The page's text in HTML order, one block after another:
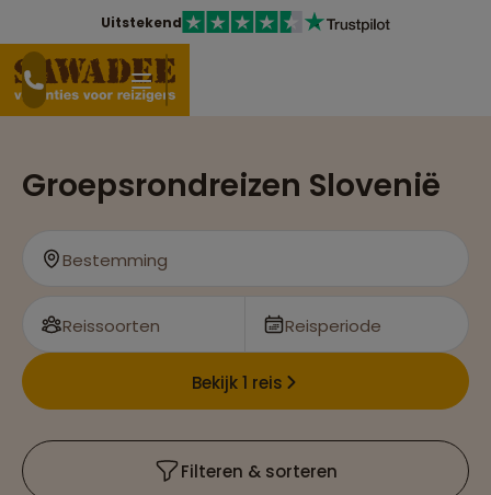
Uitstekend
Groepsrondreizen Slovenië
Bestemming
Reissoorten Reisperiode
Bekijk 1 reis
Filteren & sorteren